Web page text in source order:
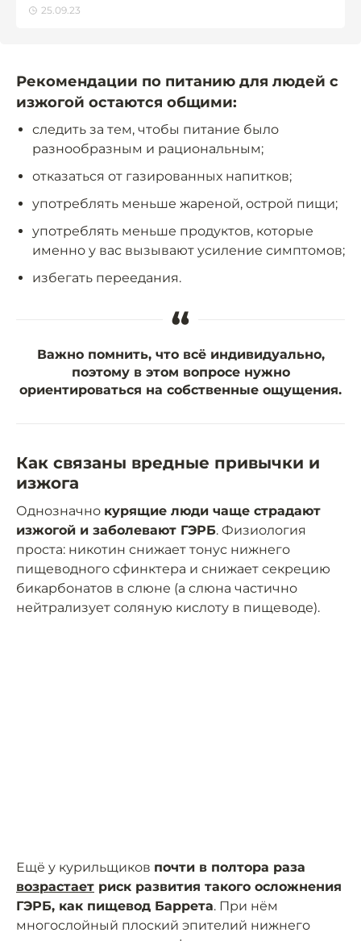
25.09.23
Рекомендации по питанию для людей с
изжогой остаются общими:
следить за тем, чтобы питание было
разнообразным и рациональным;
отказаться от газированных напитков;
употреблять меньше жареной, острой пищи;
употреблять меньше продуктов, которые
именно у вас вызывают усиление симптомов;
избегать переедания.
“
Важно помнить, что всё индивидуально,
поэтому в этом вопросе нужно
ориентироваться на собственные ощущения.
Как связаны вредные привычки и
изжога
Однозначно курящие люди чаще страдают
изжогой и заболевают ГЭРБ. Физиология
проста: никотин снижает тонус нижнего
пищеводного сфинктера и снижает секрецию
бикарбонатов в слюне (а слюна частично
нейтрализует соляную кислоту в пищеводе).
Ещё у курильщиков почти в полтора раза
возрастает риск развития такого осложнения
ГЭРБ, как пищевод Баррета. При нём
многослойный плоский эпителий нижнего